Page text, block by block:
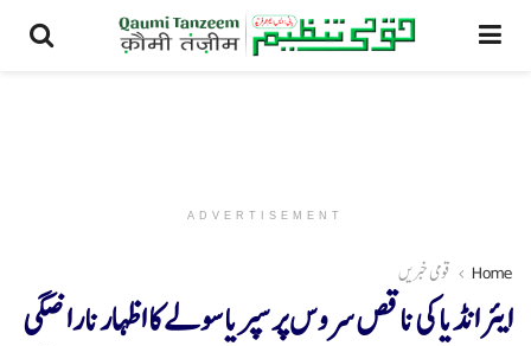
ADVERTISEMENT
Home قومی خبریں
ایئر انڈیا کی ناقص سروس پر سپریا سولے کا اظہار ناراضگی